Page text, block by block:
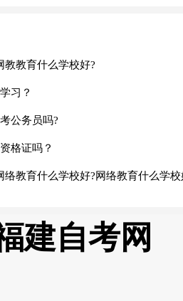
教教育什么学校好?
习？
公务员吗?
格证吗？
络教育什么学校好?网络教育什么学
建自考网